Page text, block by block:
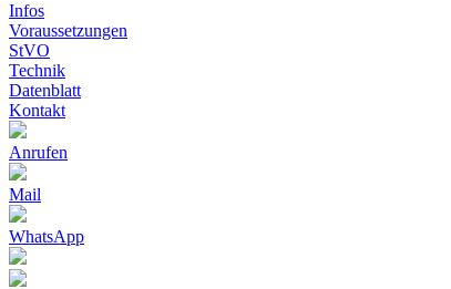
Infos
Voraussetzungen
StVO
Technik
Datenblatt
Kontakt
Anrufen
Mail
WhatsApp